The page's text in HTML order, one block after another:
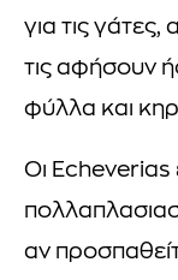
για τις
τις αφήσουν
φύλλα και
Οι Echeverias
αν